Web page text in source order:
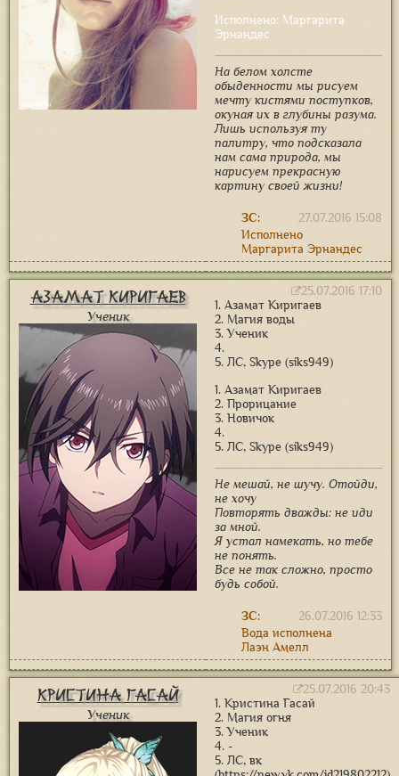
Исполнено: Маргарита
Эрнандес
На белом холсте
обыденности мы рисуем
мечту кистями поступков,
окуная их в глубины разума.
Лишь используя ту
палитру, что подсказала
нам сама природа, мы
нарисуем прекрасную
картину своей жизни!
27.07.2016 15:08
ЗС:
Исполнено
Маргарита Эрнандес
Азамат Киригаев
Ученик
25.07.2016 17:10
1. Азамат Киригаев
2. Магия воды
3. Ученик
4.
5. ЛС, Skype (siks949)
1. Азамат Киригаев
2. Прорицание
3. Новичок
4.
5. ЛС, Skype (siks949)
Не мешай, не шучу. Отойди,
не хочу
Повторять дважды: не иди
за мной.
Я устал намекать, но тебе
не понять.
Все не так сложно, просто
будь собой.
26.07.2016 12:33
ЗС:
Вода исполнена
Лаэн Амелл
Кристина Гасай
Ученик
25.07.2016 20:43
1. Кристина Гасай
2. Магия огня
3. Ученик
4. -
5. ЛС, вк